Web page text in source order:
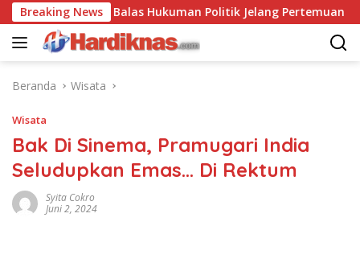
Langsung
ke
konten
Breaking News
China Saling Balas Hukuman Politik Jelang Pertemuan Trump
Beranda Wisata
Wisata
Bak Di Sinema, Pramugari India
Seludupkan Emas… Di Rektum
Syita Cokro
Juni 2, 2024